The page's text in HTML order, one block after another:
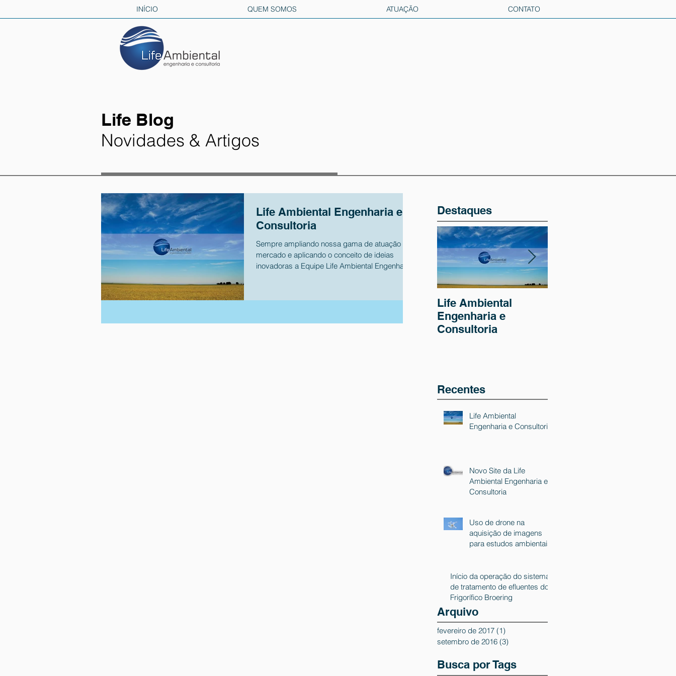
INÍCIO QUEM SOMOS ATUAÇÃO CONTATO
Life Blog
Novidades & Artigos
Life Ambiental Engenharia e
Consultoria
Sempre ampliando nossa gama de atuação no
mercado e aplicando o conceito de ideias
inovadoras a Equipe Life Ambiental Engenharia
Destaques
Life Ambiental
Engenharia e
Consultoria
Recentes
Life Ambiental
Engenharia e Consultoria
Novo Site da Life
Ambiental Engenharia e
Consultoria
Uso de drone na
aquisição de imagens
para estudos ambientais
Início da operação do sistema
de tratamento de efluentes do
Frigorífico Broering
Arquivo
fevereiro de 2017 (1)
setembro de 2016 (3)
Busca por Tags